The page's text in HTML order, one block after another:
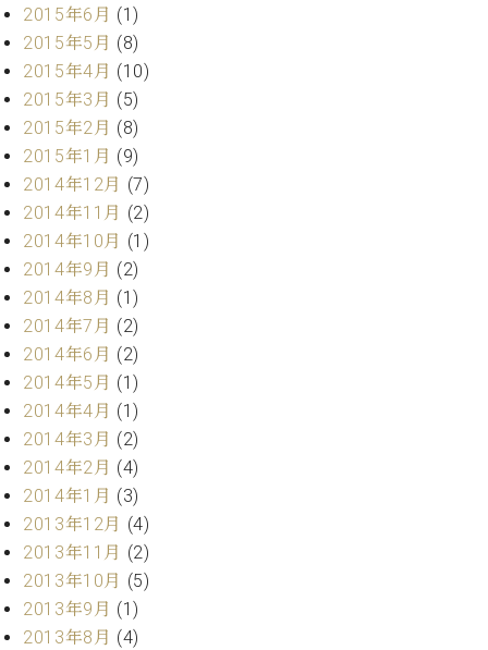
ン
デ
ジ
タ
ル)
情
報
八
王
子
工
ブ
ロ
グ
ア
ク
ス
お
問
い
合
わ
ア
ー
テ
ィ
2015年6月 (1)
2015年5月 (8)
2015年4月 (10)
2015年3月 (5)
2015年2月 (8)
2015年1月 (9)
2014年12月 (7)
2014年11月 (2)
2014年10月 (1)
2014年9月 (2)
2014年8月 (1)
2014年7月 (2)
2014年6月 (2)
2014年5月 (1)
2014年4月 (1)
2014年3月 (2)
2014年2月 (4)
2014年1月 (3)
2013年12月 (4)
2013年11月 (2)
2013年10月 (5)
2013年9月 (1)
2013年8月 (4)